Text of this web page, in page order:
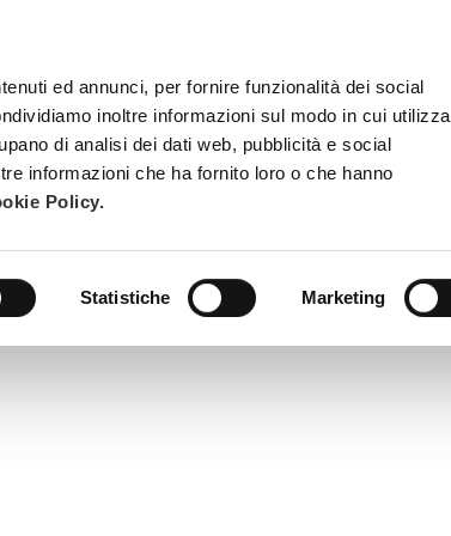
ed annunci, per fornire funzionalità dei social
inoltre informazioni sul modo in cui utilizza
di analisi dei dati web, pubblicità e social
informazioni che ha fornito loro o che hanno
Policy.
Statistiche Marketing